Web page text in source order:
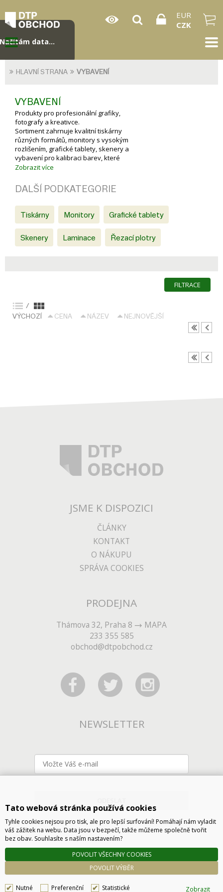
EUR
CZK
HLAVNÍ STRANA VYBAVENÍ
VYBAVENÍ
Produkty pro profesionální grafiky,
fotografy a kreativce.
Sortiment zahrnuje kvalitní tiskárny
různých formátů, monitory s vysokým
rozlišením, grafické tablety, skenery a
vybavení pro kalibraci barev, které
umožňuje přesnou reprodukci barev.
Zobrazit více
DALŠÍ PODKATEGORIE
Tiskárny Monitory Grafické tablety
Skenery Laminace Řezací plotry
FILTRACE
/
VÝCHOZÍ
CENA NÁZEV NEJNOVĚJŠÍ
JSME K DISPOZICI
ČLÁNKY
KONTAKT
O NÁKUPU
SPRÁVA COOKIES
PRODEJNA
Thámova 32, Praha 8
MAPA
233 355 585
obchod@dtpobchod.cz
NEWSLETTER
Tato webová stránka používá cookies
Tyhle cookies nejsou pro tisk, ale pro lepší surfování! Pomáhají nám vyladit
váš zážitek na webu. Data jsou v bezpečí, takže můžeme společně tvořit
bez obav. Souhlasíte s naším nastavením?
POVOLIT VÝBĚR
POVOLIT VŠECHNY COOKIES
Nutné Preferenční Statistické Zobrazit
Načítám data...